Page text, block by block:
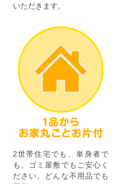
いただきます。
2世帯住宅でも、単身者で
も、ゴミ屋敷でもご安心く
ださい。どんな不用品でも